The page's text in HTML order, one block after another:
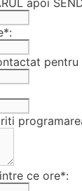
apoi
ce ore*: